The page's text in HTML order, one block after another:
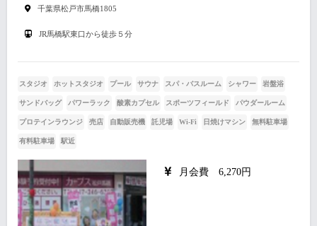
千葉県松戸市馬橋1805
JR馬橋駅東口から徒歩５分
スタジオ ホットスタジオ プール サウナ スパ・バスルーム シャワー 岩盤浴
サンドバッグ パワーラック 酸素カプセル スポーツフィールド パウダールーム
プロテインラウンジ 売店 自動販売機 託児場 Wi-Fi 日焼けマシン 無料駐車場
有料駐車場 駅近
月会費 6,270円